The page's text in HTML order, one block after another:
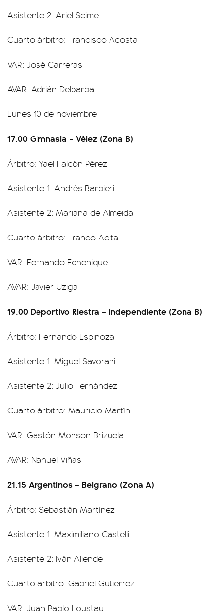
Asistente 2: Ariel Scime
Cuarto árbitro: Francisco Acosta
VAR: José Carreras
AVAR: Adrián Delbarba
Lunes 10 de noviembre
17.00 Gimnasia – Vélez (Zona B)
Árbitro: Yael Falcón Pérez
Asistente 1: Andrés Barbieri
Asistente 2: Mariana de Almeida
Cuarto árbitro: Franco Acita
VAR: Fernando Echenique
AVAR: Javier Uziga
19.00 Deportivo Riestra – Independiente (Zona B)
Árbitro: Fernando Espinoza
Asistente 1: Miguel Savorani
Asistente 2: Julio Fernández
Cuarto árbitro: Mauricio Martín
VAR: Gastón Monson Brizuela
AVAR: Nahuel Viñas
21.15 Argentinos – Belgrano (Zona A)
Árbitro: Sebastián Martínez
Asistente 1: Maximiliano Castelli
Asistente 2: Iván Aliende
Cuarto árbitro: Gabriel Gutiérrez
VAR: Juan Pablo Loustau